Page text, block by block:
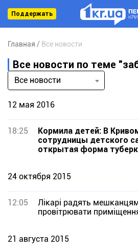
Поддержать
Главная Все новости
Все новости по теме
Все новости
12 мая 2016
18:25
Кормила детей: В
сотрудницы детского
открытая форма
24 октября 2015
12:05
Лікарі радять
провітрювати
21 августа 2015